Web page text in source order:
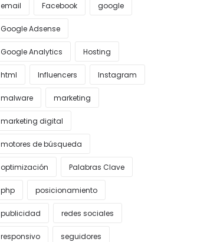
email Facebook google
Google Adsense
Google Analytics Hosting
html Influencers Instagram
malware marketing
marketing digital
motores de búsqueda
optimización Palabras Clave
php posicionamiento
publicidad redes sociales
responsivo seguidores